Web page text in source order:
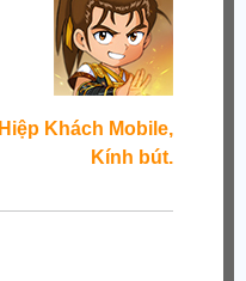
Hiệp Khách Mobile,
Kính bút.